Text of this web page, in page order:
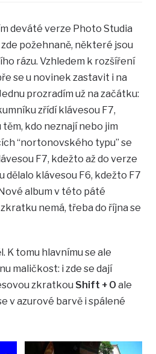
deváté verze Photo Studia
požehnaně, některé jsou
rázu. Vzhledem k rozšíření
se u novinek zastavit i na
prozradím už na začátku:
zřídí klávesou F7,
kdo neznají nebo jim
“nortonovského typu” se
F7, kdežto až do verze
dělalo klávesou F6, kdežto F7
album v této páté
nemá, třeba do října se
K tomu hlavnímu se ale
maličkost: i zde se dají
zkratkou Shift + Oale
v azurové barvě i spálené